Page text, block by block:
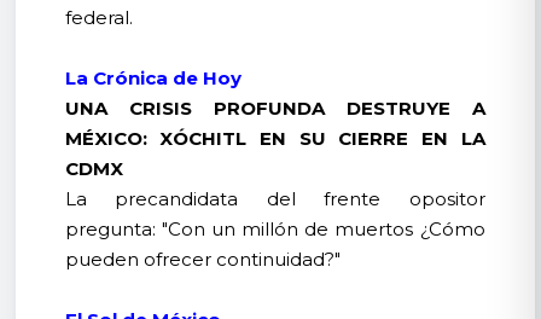
federal.
La Crónica de Hoy
UNA CRISIS PROFUNDA DESTRUYE A
MÉXICO: XÓCHITL EN SU CIERRE EN LA
CDMX
La precandidata del frente opositor
pregunta: "Con un millón de muertos ¿Cómo
pueden ofrecer continuidad?"